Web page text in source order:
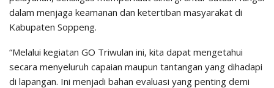
dalam menjaga keamanan dan ketertiban masyarakat di
Kabupaten Soppeng.
“Melalui kegiatan GO Triwulan ini, kita dapat mengetahui
secara menyeluruh capaian maupun tantangan yang dihadapi
di lapangan. Ini menjadi bahan evaluasi yang penting demi